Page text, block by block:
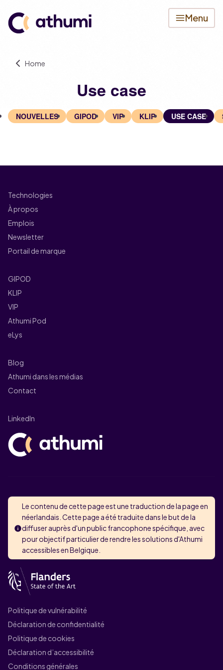
Menu
Home
Use case
NOUVELLES GIPOD VIP KLIP USE CASE
Technologies
À propos
Emplois
Newsletter
Portail de marque
GIPOD
KLIP
VIP
Athumi Pod
eLys
Blog
Athumi dans les médias
Contact
LinkedIn
Le contenu de cette page est une traduction de la page en
néerlandais. Cette page a été traduite dans le but de la
diffuser auprès d'un public francophone spécifique, avec
pour objectif particulier de rendre les solutions d'Athumi
accessibles en Belgique.
Politique de vulnérabilité
Déclaration de confidentialité
Politique de cookies
Déclaration d’accessibilité
Conditions générales